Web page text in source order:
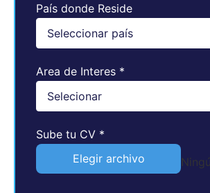
País donde Reside
Seleccionar país
Area de Interes *
Selecionar
Sube tu CV *
Elegir archivo